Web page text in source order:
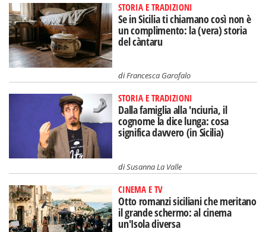
STORIA E TRADIZIONI
Se in Sicilia ti chiamano così non è
un complimento: la (vera) storia
del càntaru
diFrancesca Garofalo
STORIA E TRADIZIONI
Dalla famiglia alla 'nciuria, il
cognome la dice lunga: cosa
significa davvero (in Sicilia)
diSusanna La Valle
CINEMA E TV
Otto romanzi siciliani che meritano
il grande schermo: al cinema
un'Isola diversa